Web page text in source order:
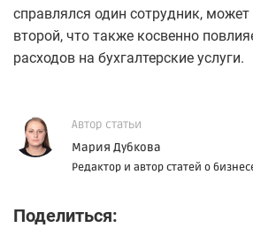
справлялся один сотрудник, может
второй, что также косвенно
расходов на бухгалтерские услуги.
Автор статьи
Мария Дубкова
Редактор и автор статей о
Поделиться: